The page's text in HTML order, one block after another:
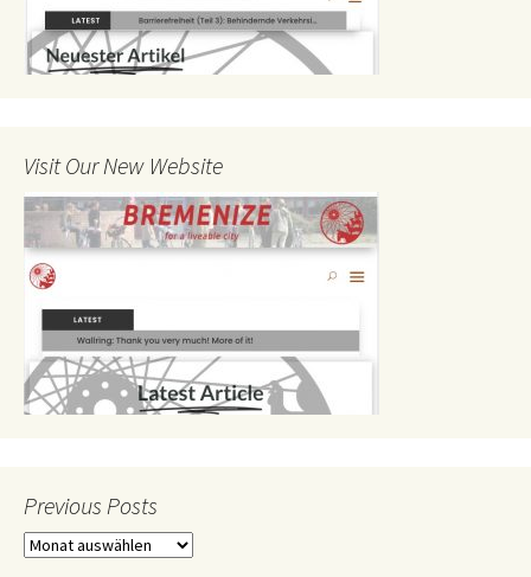
Visit Our New Website
Previous Posts
Previous